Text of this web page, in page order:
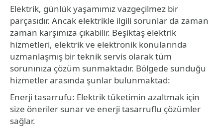
Elektrik, günlük yaşamımız vazgeçilmez bir
parçasıdır. Ancak elektrikle ilgili sorunlar da zaman
zaman karşımıza çıkabilir. Beşiktaş elektrik
hizmetleri, elektrik ve elektronik konularında
uzmanlaşmış bir teknik servis olarak tüm
sorunınıza çözüm sunmaktadır. Bölgede sunduğu
hizmetler arasında şunlar bulunmaktad:
Enerji tasarrufu: Elektrik tüketimin azaltmak için
size öneriler sunar ve enerji tasarruflu çözümler
sağlar.